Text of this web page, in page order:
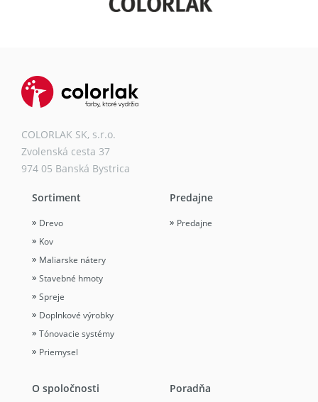
COLORLAK SK, s.r.o.
Zvolenská cesta 37
974 05 Banská Bystrica
Sortiment
Drevo
Kov
Maliarske nátery
Stavebné hmoty
Spreje
Doplnkové výrobky
Tónovacie systémy
Priemysel
Predajne
Predajne
O spoločnosti Poradňa